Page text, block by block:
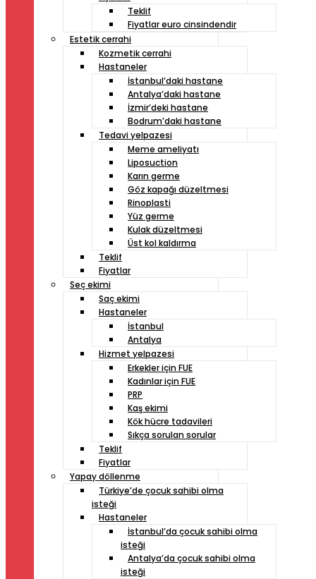
Teklif
Fiyatlar euro cinsindendir
Estetik cerrahi
Kozmetik cerrahi
Hastaneler
İstanbul’daki hastane
Antalya’daki hastane
İzmir’deki hastane
Bodrum’daki hastane
Tedavi yelpazesi
Meme ameliyatı
Liposuction
Karın germe
Göz kapağı düzeltmesi
Rinoplasti
Yüz germe
Kulak düzeltmesi
Üst kol kaldırma
Teklif
Fiyatlar
Seç ekimi
Saç ekimi
Hastaneler
İstanbul
Antalya
Hizmet yelpazesi
Erkekler için FUE
Kadınlar için FUE
PRP
Kaş ekimi
Kök hücre tadavileri
Sıkça sorulan sorular
Teklif
Fiyatlar
Yapay döllenme
Türkiye’de çocuk sahibi olma
isteği
Hastaneler
İstanbul’da çocuk sahibi olma
isteği
Antalya’da çocuk sahibi olma
isteği